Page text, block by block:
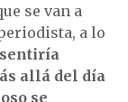
se van a
a lo
allá del día
se